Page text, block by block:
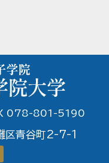
078-801-5190
区青谷町2-7-1